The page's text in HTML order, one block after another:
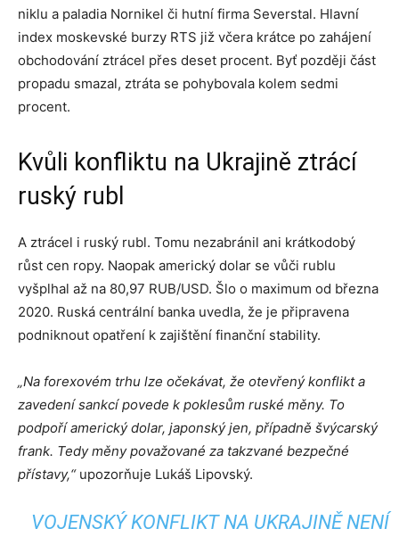
niklu a paladia Nornikel či hutní firma Severstal. Hlavní
index moskevské burzy RTS již včera krátce po zahájení
obchodování ztrácel přes deset procent. Byť později část
propadu smazal, ztráta se pohybovala kolem sedmi
procent.
Kvůli konfliktu na Ukrajině ztrácí
ruský rubl
A ztrácel i ruský rubl. Tomu nezabránil ani krátkodobý
růst cen ropy. Naopak americký dolar se vůči rublu
vyšplhal až na 80,97 RUB/USD. Šlo o maximum od března
2020. Ruská centrální banka uvedla, že je připravena
podniknout opatření k zajištění finanční stability.
„Na forexovém trhu lze očekávat, že otevřený konflikt a
zavedení sankcí povede k poklesům ruské měny. To
podpoří americký dolar, japonský jen, případně švýcarský
frank. Tedy měny považované za takzvané bezpečné
přístavy,“upozorňuje Lukáš Lipovský.
VOJENSKÝ KONFLIKT NA UKRAJINĚ NENÍ